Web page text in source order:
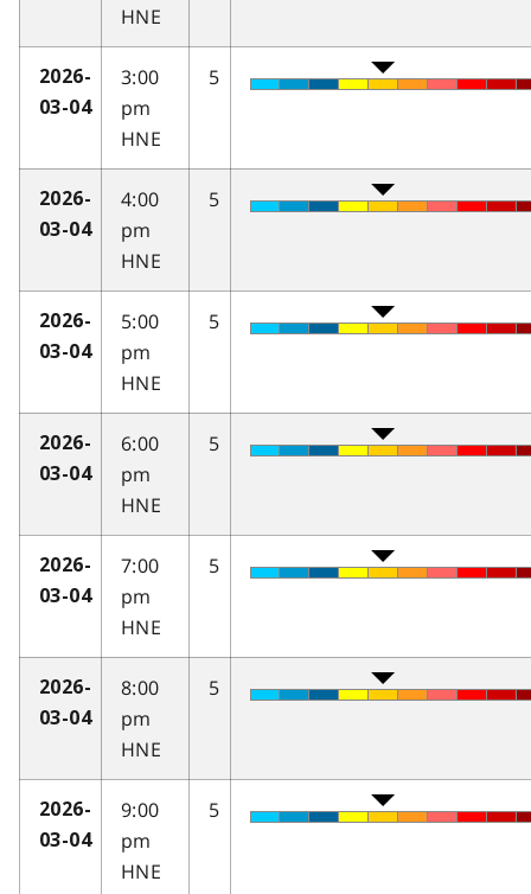
HNE
2026-
03-04
3:00
pm
HNE
5
2026-
03-04
4:00
pm
HNE
5
2026-
03-04
5:00
pm
HNE
5
2026-
03-04
6:00
pm
HNE
5
2026-
03-04
7:00
pm
HNE
5
2026-
03-04
8:00
pm
HNE
5
2026-
03-04
9:00
pm
HNE
5